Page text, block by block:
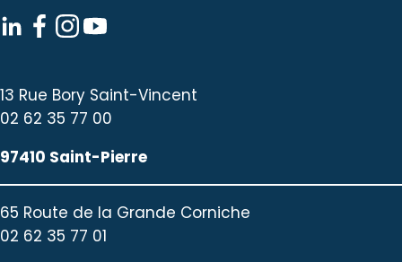
13 Rue Bory Saint-Vincent
02 62 35 77 00
97410 Saint-Pierre
65 Route de la Grande Corniche
02 62 35 77 01